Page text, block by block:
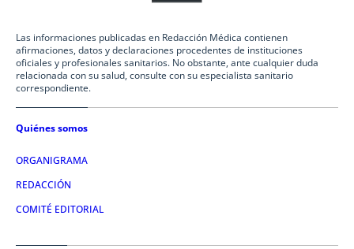
Las informaciones publicadas en Redacción Médica contienen
afirmaciones, datos y declaraciones procedentes de instituciones
oficiales y profesionales sanitarios. No obstante, ante cualquier duda
relacionada con su salud, consulte con su especialista sanitario
correspondiente.
Quiénes somos
ORGANIGRAMA
REDACCIÓN
COMITÉ EDITORIAL